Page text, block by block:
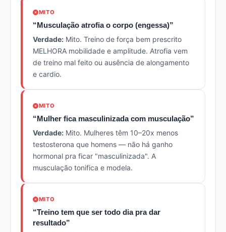
MITO
“Musculação atrofia o corpo (engessa)”
Verdade: Mito. Treino de força bem prescrito
MELHORA mobilidade e amplitude. Atrofia vem
de treino mal feito ou ausência de alongamento
e cardio.
MITO
“Mulher fica masculinizada com musculação”
Verdade: Mito. Mulheres têm 10–20x menos
testosterona que homens — não há ganho
hormonal pra ficar "masculinizada". A
musculação tonifica e modela.
MITO
“Treino tem que ser todo dia pra dar
resultado”